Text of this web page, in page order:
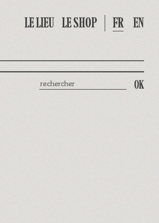
LE LIEU LE SHOP FR EN
Rechercher